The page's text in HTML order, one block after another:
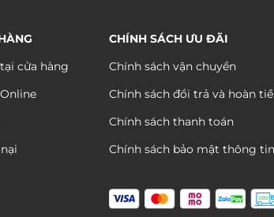
cửa hàng
CHÍNH SÁCH ƯU ĐÃI
Chính sách vận chuyển
Chính sách đổi trả và hoàn
Chính sách thanh toán
Chính sách bảo mật thông tin